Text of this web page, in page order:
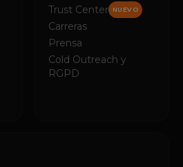
Trust Center
NUEVO
Carreras
Prensa
Cold Outreach y
RGPD